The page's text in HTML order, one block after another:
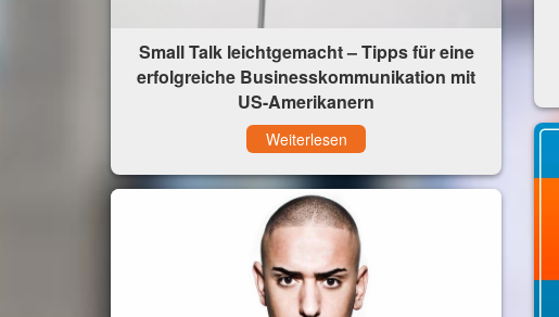
Small Talk leichtgemacht – Tipps für eine
erfolgreiche Businesskommunikation mit
US-Amerikanern
Weiterlesen